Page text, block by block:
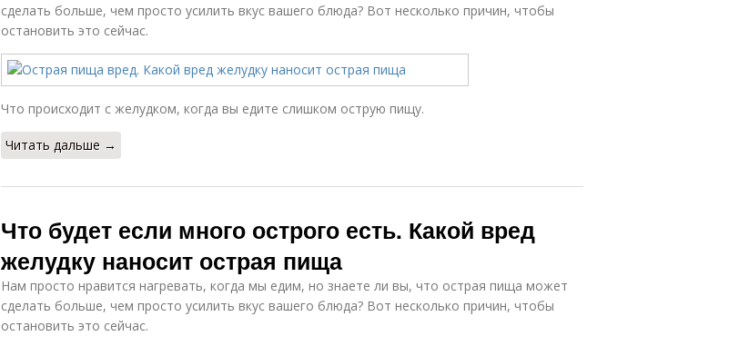
сделать больше, чем просто усилить вкус вашего блюда? Вот несколько причин, чтобы
остановить это сейчас.
Что происходит с желудком, когда вы едите слишком острую пищу.
Читать дальше →
Что будет если много острого есть. Какой вред
желудку наносит острая пища
Нам просто нравится нагревать, когда мы едим, но знаете ли вы, что острая пища может
сделать больше, чем просто усилить вкус вашего блюда? Вот несколько причин, чтобы
остановить это сейчас.